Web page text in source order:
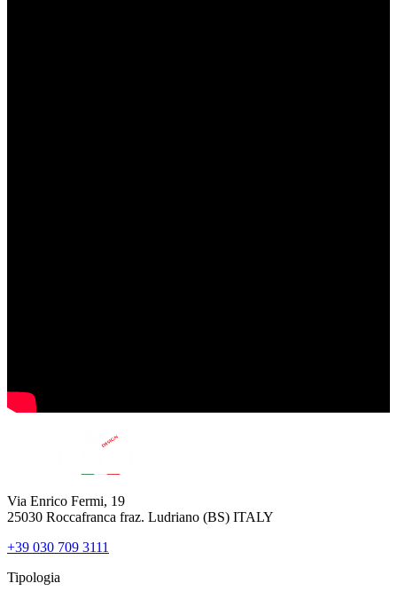
Via Enrico Fermi, 19
25030 Roccafranca fraz. Ludriano (BS) ITALY
+39 030 709 3111
Tipologia